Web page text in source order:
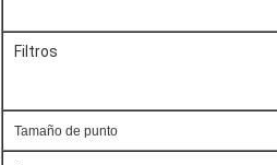
Filtros
Tamaño de punto